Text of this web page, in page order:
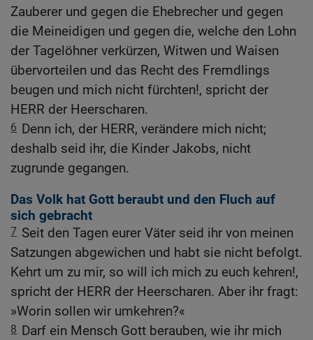
Zauberer und gegen die Ehebrecher und gegen
die Meineidigen und gegen die, welche den Lohn
der Tagelöhner verkürzen, Witwen und Waisen
übervorteilen und das Recht des Fremdlings
beugen und mich nicht fürchten!, spricht der
HERR der Heerscharen.
6 Denn ich, der HERR, verändere mich nicht;
deshalb seid ihr, die Kinder Jakobs, nicht
zugrunde gegangen.
Das Volk hat Gott beraubt und den Fluch auf
sich gebracht
7 Seit den Tagen eurer Väter seid ihr von meinen
Satzungen abgewichen und habt sie nicht befolgt.
Kehrt um zu mir, so will ich mich zu euch kehren!,
spricht der HERR der Heerscharen. Aber ihr fragt:
»Worin sollen wir umkehren?«
8 Darf ein Mensch Gott berauben, wie ihr mich